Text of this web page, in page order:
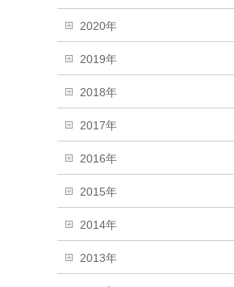
2020年
2019年
2018年
2017年
2016年
2015年
2014年
2013年